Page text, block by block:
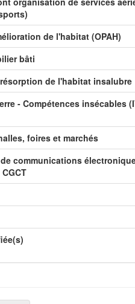
de l'habitat (OPAH)
bâti
de l'habitat insalubre
- Compétences insécables
foires et marchés
communications